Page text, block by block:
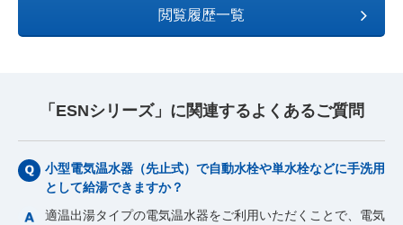
閲覧履歴一覧
「ESNシリーズ」に関連するよくあるご質問
小型電気温水器（先止式）で自動水栓や単水栓などに手洗用
として給湯できますか？
適温出湯タイプの電気温水器をご利用いただくことで、電気